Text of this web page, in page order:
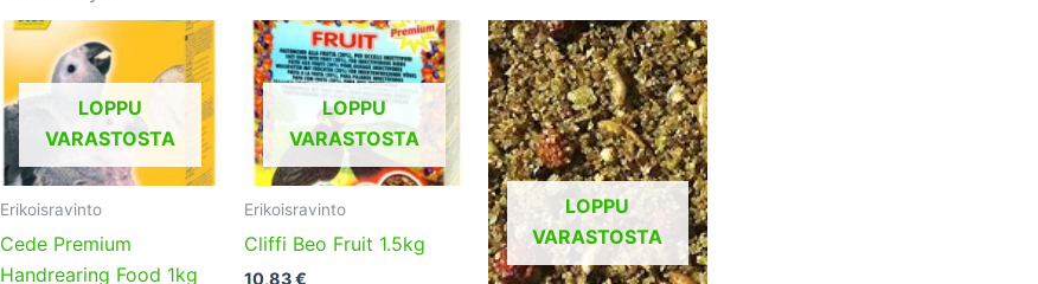
LOPPU
VARASTOSTA
Erikoisravinto
Cede Premium
Handrearing Food 1kg
LOPPU
VARASTOSTA
Erikoisravinto
Cliffi Beo Fruit 1.5kg
10,83€
LOPPU
VARASTOSTA